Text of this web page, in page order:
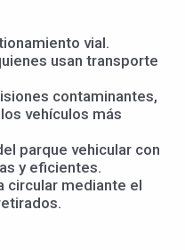
vial.
usan transporte
contaminantes,
vehículos más
parque vehicular con
y eficientes.
circular mediante el